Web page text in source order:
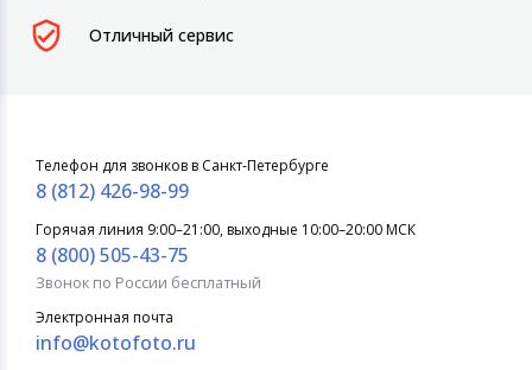
Отличный сервис
Телефон для звонков в Санкт-Петербурге
8 (812) 426-98-99
Горячая линия 9:00–21:00, выходные 10:00–20:00 МСК
8 (800) 505-43-75
Звонок по России бесплатный
Электронная почта
info@kotofoto.ru